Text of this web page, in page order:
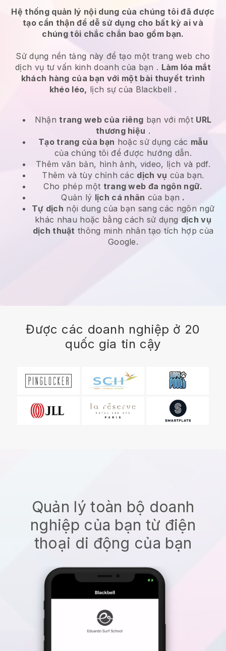
Hệ thống quản lý nội dung của chúng tôi đã được
tạo cẩn thận để dễ sử dụng cho bất kỳ ai và
chúng tôi chắc chắn bao gồm bạn.
Sử dụng nền tảng này để tạo một trang web cho
dịch vụ tư vấn kinh doanh của bạn . Làm lóa mắt
khách hàng của bạn với một bài thuyết trình
khéo léo, lịch sự của Blackbell .
Nhậntrang web của riêng bạn với một URL
thương hiệu .
Tạo trang của bạn hoặc sử dụng các mẫu
của chúng tôi để được hướng dẫn.
Thêm văn bản, hình ảnh, video, lịch và pdf.
Thêm và tùy chỉnh các dịch vụ của bạn.
Cho phép một trang web đa ngôn ngữ.
Quản lý lịch cá nhân của bạn .
Tự dịch nội dung của bạn sang các ngôn ngữ
khác nhau hoặc bằng cách sử dụng dịch vụ
dịch thuật thông minh nhân tạo tích hợp của
Google.
Được các doanh nghiệp ở 20
quốc gia tin cậy
Quản lý toàn bộ doanh
nghiệp của bạn từ điện
thoại di động của bạn